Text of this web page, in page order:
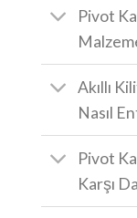
Pivot
Akıllı
Nasıl
Pivot
Karşı